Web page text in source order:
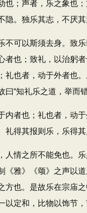
；声者，乐之象也；
隐。独乐其志，不厌
可以斯须去身。致乐
者也；致礼，以治躬
礼也者，动于外者也
曰“知礼乐之道，举而
者也；礼也者，动于
礼得其报则乐，乐得
之所不能免也。乐
《雅》《颂》之声以
方也。是故乐在宗庙
以定和，比物以饰节